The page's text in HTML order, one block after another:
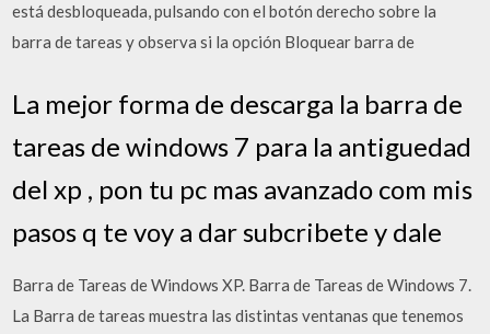
está desbloqueada, pulsando con el botón derecho sobre la
barra de tareas y observa si la opción Bloquear barra de
La mejor forma de descarga la barra de
tareas de windows 7 para la antiguedad
del xp , pon tu pc mas avanzado com mis
pasos q te voy a dar subcribete y dale
Barra de Tareas de Windows XP. Barra de Tareas de Windows 7.
La Barra de tareas muestra las distintas ventanas que tenemos